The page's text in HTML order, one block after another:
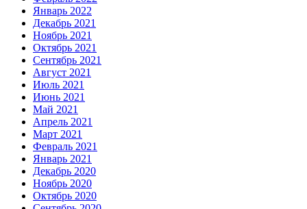
Январь 2022
Декабрь 2021
Ноябрь 2021
Октябрь 2021
Сентябрь 2021
Август 2021
Июль 2021
Июнь 2021
Май 2021
Апрель 2021
Март 2021
Февраль 2021
Январь 2021
Декабрь 2020
Ноябрь 2020
Октябрь 2020